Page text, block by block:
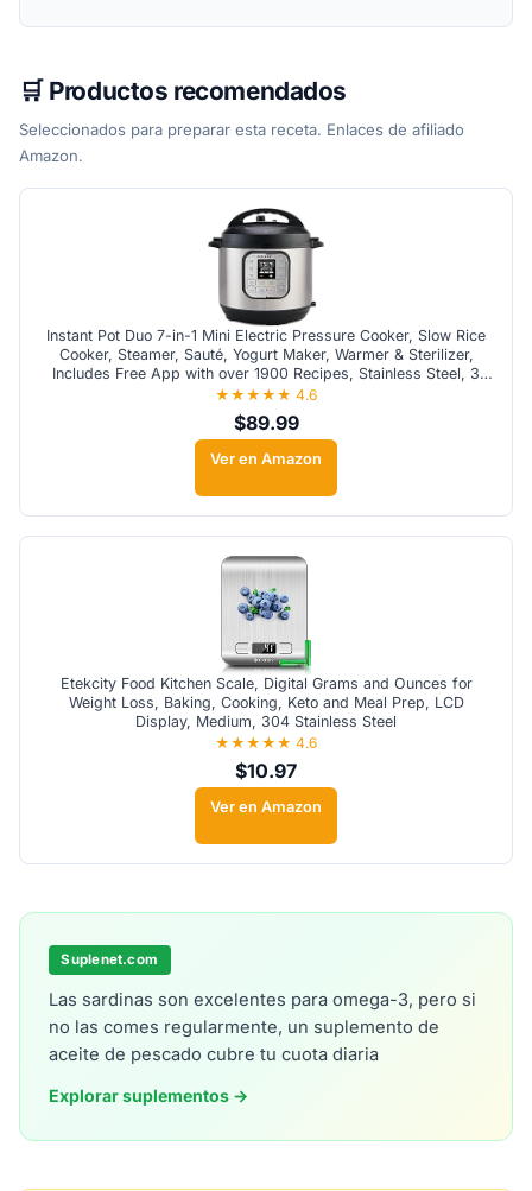
🛒 Productos recomendados
Seleccionados para preparar esta receta. Enlaces de afiliado
Amazon.
Instant Pot Duo 7-in-1 Mini Electric Pressure Cooker, Slow Rice
Cooker, Steamer, Sauté, Yogurt Maker, Warmer & Sterilizer,
Includes Free App with over 1900 Recipes, Stainless Steel, 3
Quart
★★★★★ 4.6
$89.99
Ver en Amazon
Etekcity Food Kitchen Scale, Digital Grams and Ounces for
Weight Loss, Baking, Cooking, Keto and Meal Prep, LCD
Display, Medium, 304 Stainless Steel
★★★★★ 4.6
$10.97
Ver en Amazon
Suplenet.com
Las sardinas son excelentes para omega-3, pero si
no las comes regularmente, un suplemento de
aceite de pescado cubre tu cuota diaria
Explorar suplementos →